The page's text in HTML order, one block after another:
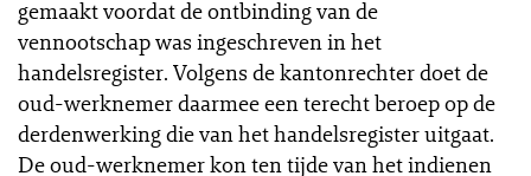
gemaakt voordat de ontbinding van de
vennootschap was ingeschreven in het
handelsregister. Volgens de kantonrechter doet de
oud-werknemer daarmee een terecht beroep op de
derdenwerking die van het handelsregister uitgaat.
De oud-werknemer kon ten tijde van het indienen